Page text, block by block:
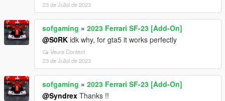
23 de Juliol de 2023
sofgaming » 2023 Ferrari SF-23 [Add-On]
@S0RK idk why, for gta5 it works perfectly
Veure Context
23 de Juliol de 2023
sofgaming » 2023 Ferrari SF-23 [Add-On]
@Syndrex Thanks !!